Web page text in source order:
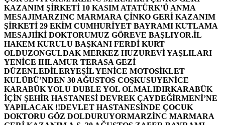
KAZANIM ŞİRKETİ 10 KASIM ATATÜRK’Ü ANMA
MESAJIMARZINC MARMARA ÇİNKO GERİ KAZANIM
ŞİRKETİ 29 EKİM CUMHURİYET BAYRAMI KUTLAMA
MESAJIİKİ DOKTORUMUZ GÖREVE BAŞLIYOR.İL
HAKEM KURULU BAŞKANI FERDİ KURT
OLDUZONGULDAK MERKEZ HUZUREVİ YAŞLILARI
YENİCE IHLAMUR TERASA GEZİ
DÜZENLEDİLERYEŞİL YENİCE MOTOSİKLET
KULÜBÜ’NDEN 30 AĞUSTOS COŞKUSUYENİCE
KARABÜK YOLU DUBLE YOL OLMALIDIRKARABÜK
İÇİN ŞEHİR HASTANESİ DEVREK ÇAYDEĞİRMENİ’NE
YAPILACAK !!DEVLET HASTANESİNDE ÇOCUK
DOKTORU GÖZ DOLDURUYORMARZİNC MARMARA